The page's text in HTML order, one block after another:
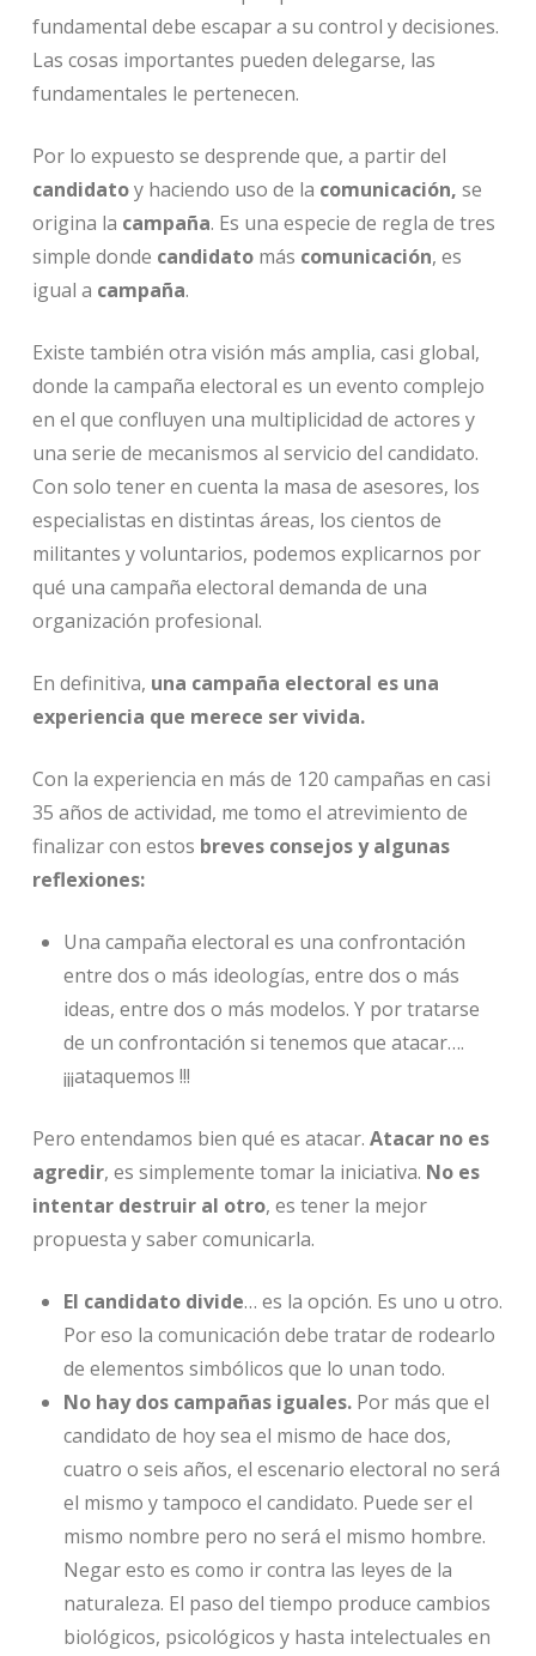
fundamental debe escapar a su control y decisiones.
Las cosas importantes pueden delegarse, las
fundamentales le pertenecen.
Por lo expuesto se desprende que, a partir del
candidatoy haciendo uso de la comunicación, se
origina la campaña. Es una especie de regla de tres
simple donde candidato más comunicación, es
igual a campaña.
Existe también otra visión más amplia, casi global,
donde la campaña electoral es un evento complejo
en el que confluyen una multiplicidad de actores y
una serie de mecanismos al servicio del candidato.
Con solo tener en cuenta la masa de asesores, los
especialistas en distintas áreas, los cientos de
militantes y voluntarios, podemos explicarnos por
qué una campaña electoral demanda de una
organización profesional.
En definitiva, una campaña electoral es una
experiencia que merece ser vivida.
Con la experiencia en más de 120 campañas en casi
35 años de actividad, me tomo el atrevimiento de
finalizar con estos breves consejos y algunas
reflexiones:
Una campaña electoral es una confrontación
entre dos o más ideologías, entre dos o más
ideas, entre dos o más modelos. Y por tratarse
de un confrontación si tenemos que atacar….
¡¡¡ataquemos !!!
Pero entendamos bien qué es atacar. Atacar no es
agredir, es simplemente tomar la iniciativa. No es
intentar destruir al otro, es tener la mejor
propuesta y saber comunicarla.
El candidato divide… es la opción. Es uno u otro.
Por eso la comunicación debe tratar de rodearlo
de elementos simbólicos que lo unan todo.
No hay dos campañas iguales. Por más que el
candidato de hoy sea el mismo de hace dos,
cuatro o seis años, el escenario electoral no será
el mismo y tampoco el candidato. Puede ser el
mismo nombre pero no será el mismo hombre.
Negar esto es como ir contra las leyes de la
naturaleza. El paso del tiempo produce cambios
biológicos, psicológicos y hasta intelectuales en